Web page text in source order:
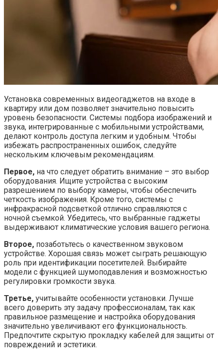
Установка современных видеогаджетов на входе в
квартиру или дом позволяет значительно повысить
уровень безопасности. Системы подбора изображений и
звука, интегрированные с мобильными устройствами,
делают контроль доступа легким и удобным. Чтобы
избежать распространенных ошибок, следуйте
нескольким ключевым рекомендациям.
Первое, на что следует обратить внимание – это выбор
оборудования. Ищите устройства с высоким
разрешением по выбору камеры, чтобы обеспечить
четкость изображения. Кроме того, системы с
инфракрасной подсветкой отлично справляются с
ночной съемкой. Убедитесь, что выбранные гаджеты
выдерживают климатические условия вашего региона.
Второе, позаботьтесь о качественном звуковом
устройстве. Хорошая связь может сыграть решающую
роль при идентификации посетителей. Выбирайте
модели с функцией шумоподавления и возможностью
регулировки громкости звука.
Третье, учитывайте особенности установки. Лучше
всего доверить эту задачу профессионалам, так как
правильное размещение и настройка оборудования
значительно увеличивают его функциональность.
Предпочтите скрытую прокладку кабелей для защиты от
повреждений и эстетики.